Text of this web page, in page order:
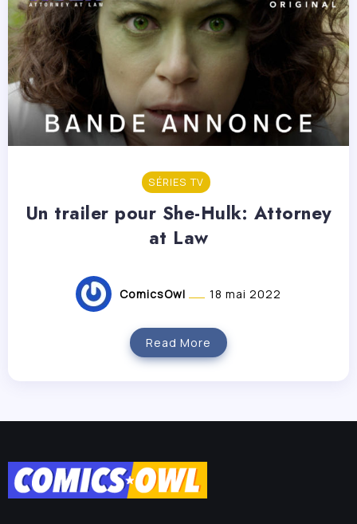
SÉRIES TV
Un trailer pour She-Hulk: Attorney
at Law
ComicsOwl 18 mai 2022
Read More